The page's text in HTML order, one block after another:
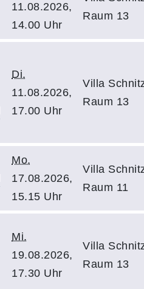
11.08.2026,
14.00 Uhr
Raum 13
Di.
11.08.2026,
17.00 Uhr
Villa
Raum 13
Mo.
17.08.2026,
15.15 Uhr
Villa
Raum 11
Mi.
19.08.2026,
17.30 Uhr
Villa
Raum 13